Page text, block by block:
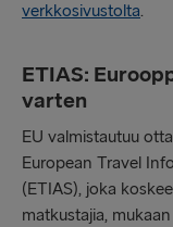
verkkosivustolta.
ETIAS:
varten
EU valmistautuu
European Travel
(ETIAS), joka
matkustajia,